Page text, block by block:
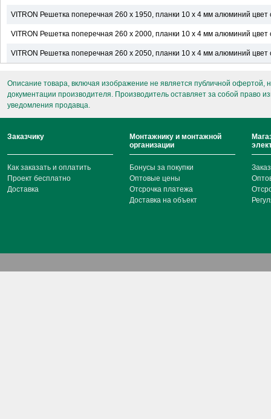
VITRON Решетка поперечная 260 х 1950, планки 10 х 4 мм алюминий
VITRON Решетка поперечная 260 х 2000, планки 10 х 4 мм алюминий
VITRON Решетка поперечная 260 х 2050, планки 10 х 4 мм алюминий
Описание товара, включая изображение не является публичной офертой,
документации производителя. Производитель оставляет за собой право
уведомления продавца.
Заказчику
Как заказать и оплатить
Проект бесплатно
Доставка
Монтажнику и монтажной
организации
Бонусы за покупки
Оптовые цены
Отсрочка платежа
Доставка на объект